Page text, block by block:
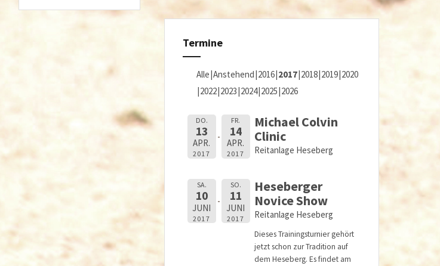
Termine
Alle Anstehend 2016 2017 2018 2019 2020
2022 2023 2024 2025 2026
DO.
13
APR.
2017
FR.
14
APR.
2017
Michael Colvin
Clinic
Reitanlage Heseberg
SA.
10
JUNI
2017
SO.
11
JUNI
2017
Heseberger
Novice Show
Reitanlage Heseberg
Dieses Trainingsturnier gehört
jetzt schon zur Tradition auf
dem Heseberg. Es findet am